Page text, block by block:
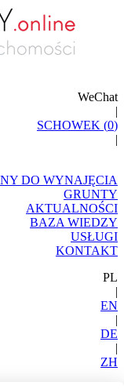
WeChat
|
SCHOWEK (0)
|
DO WYNAJĘCIA
GRUNTY
AKTUALNOŚCI
BAZA WIEDZY
USŁUGI
KONTAKT
PL
|
EN
|
DE
|
ZH